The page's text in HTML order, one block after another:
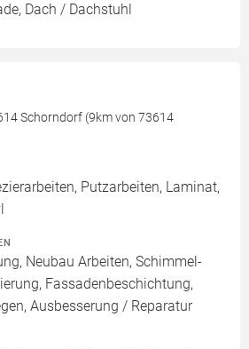
Dach / Dachstuhl
Schorndorf (9km von 73614
Putzarbeiten, Laminat,
Neubau Arbeiten, Schimmel-
Fassadenbeschichtung,
Ausbesserung / Reparatur